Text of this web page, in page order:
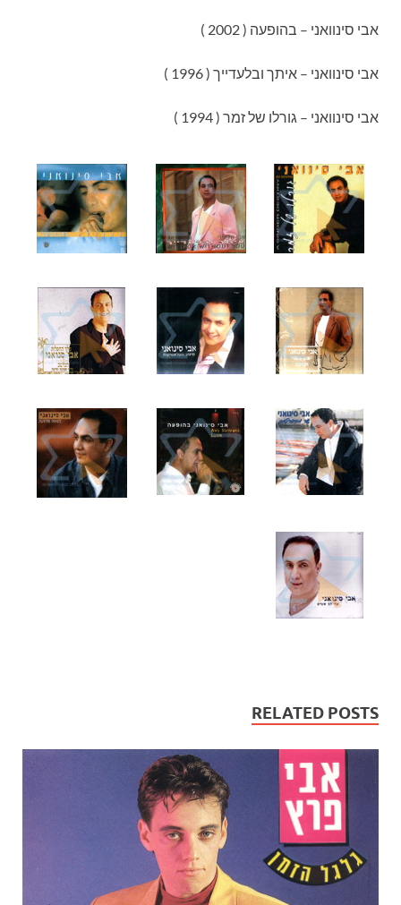
אבי סינוואני – בהופעה ( 2002 )
אבי סינוואני – איתך ובלעדייך ( 1996 )
אבי סינוואני – גורלו של זמר ( 1994 )
RELATED POSTS